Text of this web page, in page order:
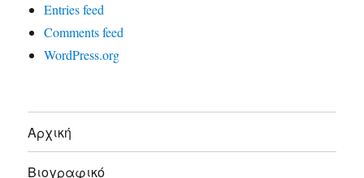
Entries feed
Comments feed
WordPress.org
Αρχική
Βιογραφικό